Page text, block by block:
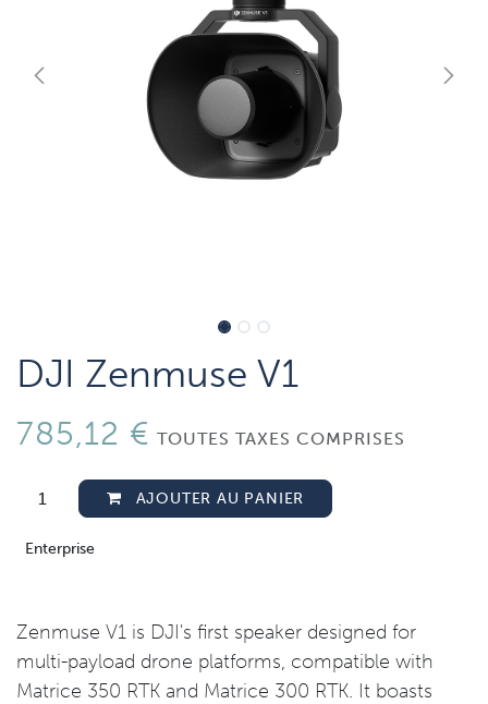
DJI Zenmuse V1
785,12 € TOUTES TAXES COMPRISES
AJOUTER AU PANIER
Enterprise
Zenmuse V1 is DJI's first speaker designed for
multi-payload drone platforms, compatible with
Matrice 350 RTK and Matrice 300 RTK. It boasts